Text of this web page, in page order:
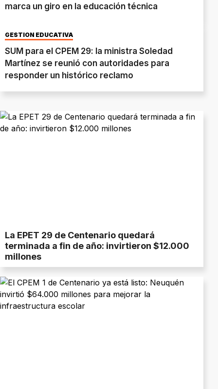
marca un giro en la educación técnica
GESTIÓN EDUCATIVA
SUM para el CPEM 29: la ministra Soledad
Martínez se reunió con autoridades para
responder un histórico reclamo
La EPET 29 de Centenario quedará
terminada a fin de año: invirtieron $12.000
millones